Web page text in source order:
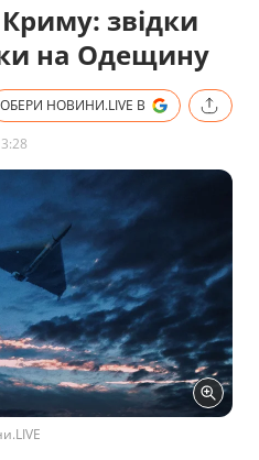
звідки
на Одещину
ОБЕРИ НОВИНИ.LIVE В